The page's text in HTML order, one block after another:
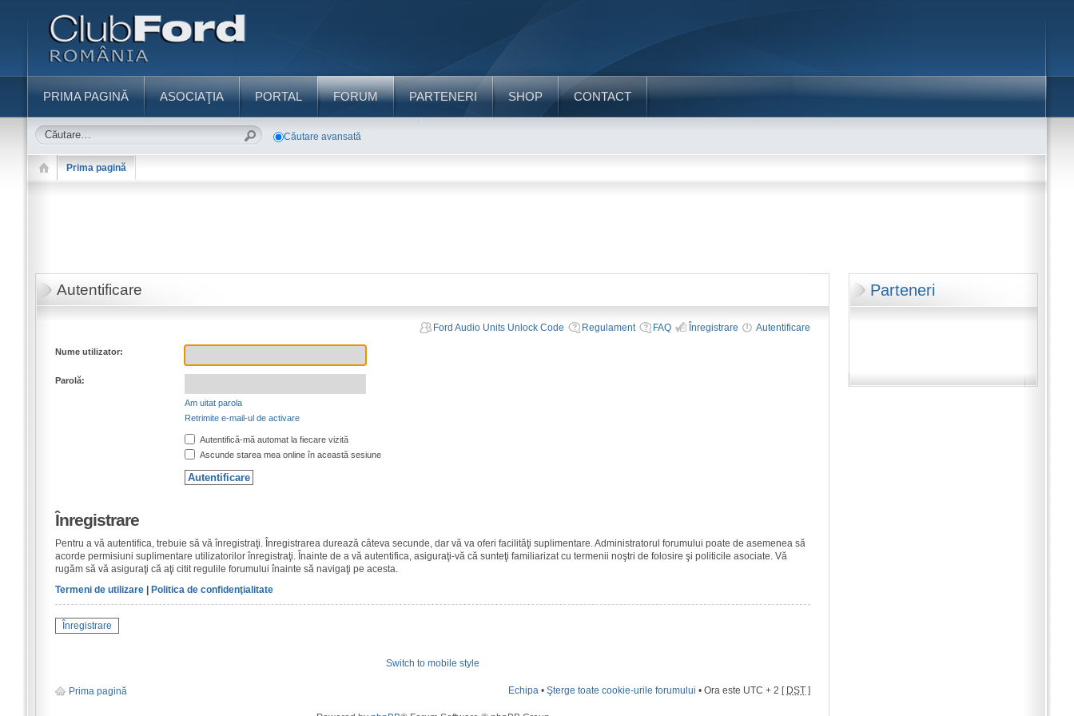
PRIMA PAGINĂ ASOCIAŢIA PORTAL FORUM PARTENERI SHOP CONTACT
Căutare avansată
Prima pagină
Parteneri
Autentificare
Ford Audio Units Unlock Code Regulament FAQ Înregistrare Autentificare
Nume utilizator:
Parolă:
Am uitat parola
Retrimite e-mail-ul de activare
Autentifică-mă automat la fiecare vizită
Ascunde starea mea online în această sesiune
Înregistrare
Pentru a vă autentifica, trebuie să vă înregistraţi. Înregistrarea durează câteva secunde, dar vă va oferi facilităţi suplimentare. Administratorul forumului poate de asemenea să
acorde permisiuni suplimentare utilizatorilor înregistraţi. Înainte de a vă autentifica, asiguraţi-vă că sunteţi familiarizat cu termenii noştri de folosire şi politicile asociate. Vă
rugăm să vă asiguraţi că aţi citit regulile forumului înainte să navigaţi pe acesta.
Termeni de utilizare| Politica de confidenţialitate
Înregistrare
Switch to mobile style
Prima pagină Echipa •Şterge toate cookie-urile forumului • Ora este UTC + 2 [ DST ]